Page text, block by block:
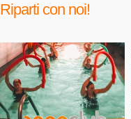
Riparti con noi!